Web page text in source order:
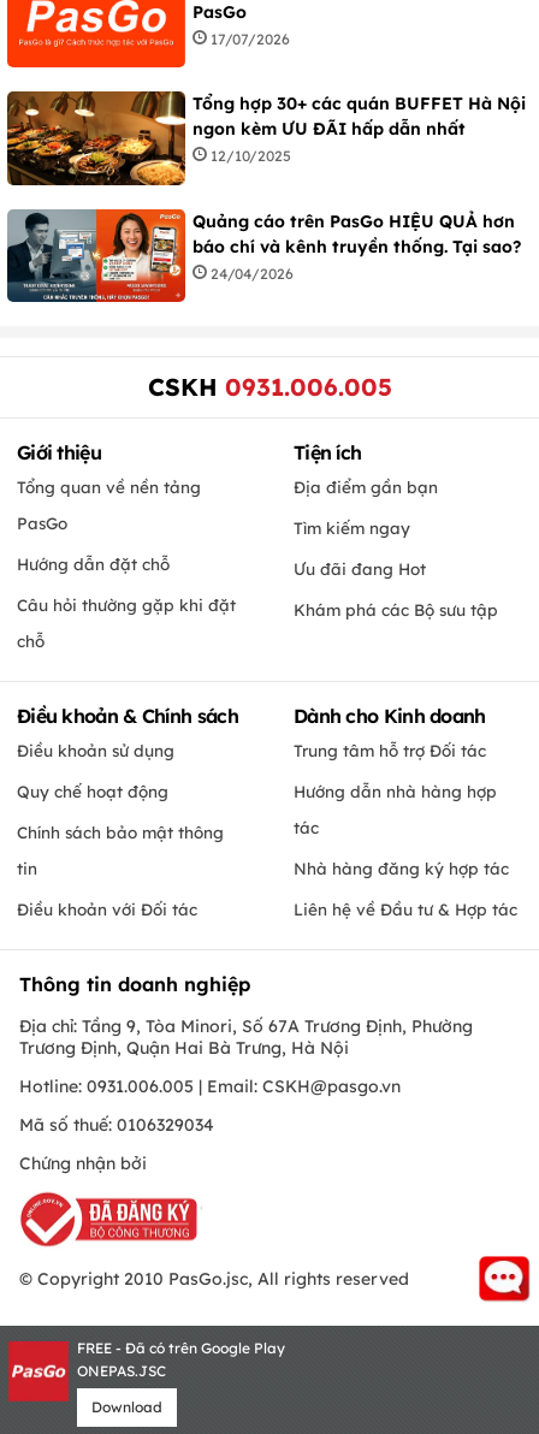
PasGo
17/07/2026
Tổng hợp 30+ các quán BUFFET Hà Nội
ngon kèm ƯU ĐÃI hấp dẫn nhất
12/10/2025
Quảng cáo trên PasGo HIỆU QUẢ hơn
báo chí và kênh truyền thống. Tại sao?
24/04/2026
CSKH 0931.006.005
Giới thiệu
Tổng quan về nền tảng
PasGo
Hướng dẫn đặt chỗ
Câu hỏi thường gặp khi đặt
chỗ
Tiện ích
Địa điểm gần bạn
Tìm kiếm ngay
Ưu đãi đang Hot
Khám phá các Bộ sưu tập
Điều khoản & Chính sách
Điều khoản sử dụng
Quy chế hoạt động
Chính sách bảo mật thông
tin
Điều khoản với Đối tác
Dành cho Kinh doanh
Trung tâm hỗ trợ Đối tác
Hướng dẫn nhà hàng hợp
tác
Nhà hàng đăng ký hợp tác
Liên hệ về Đầu tư & Hợp tác
Thông tin doanh nghiệp
Địa chỉ: Tầng 9, Tòa Minori, Số 67A Trương Định, Phường
Trương Định, Quận Hai Bà Trưng, Hà Nội
Hotline: 0931.006.005 | Email: CSKH@pasgo.vn
Mã số thuế: 0106329034
Chứng nhận bởi
© Copyright 2010 PasGo.jsc, All rights reserved
FREE - Đã có trên Google Play
ONEPAS.JSC
Download